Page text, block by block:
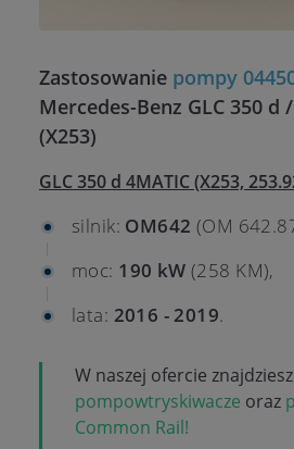
Zastosowanie pompy
Mercedes-Benz GLC 350 d
(X253)
GLC 350 d 4MATIC (X253,
silnik: OM642 (OM
moc: 190 kW (258 KM),
lata: 2016 - 2019.
W naszej ofercie znajdziesz
pompowtryskiwacze oraz
Common Rail!